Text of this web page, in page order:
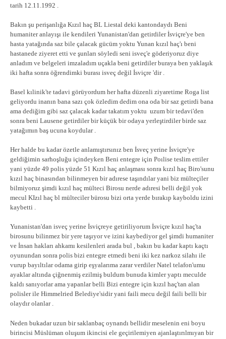
tarih 12.11.1992 .
Bakın şu perişanlığa Kızıl haç BL Liestal deki kantondaydı Beni
humaniter anlayışı ile kendileri Yunanistan'dan getirdiler İsviçre'ye ben
hasta yatağında saz bile çalacak gücüm yoktu Yunan kızıl haç'ı beni
hastanede ziyeret etti ve şunları söyledi seni isveç'e göderiyoruz diye
anladım ve belgeleri imzaladım uçakla beni getirdiler buraya ben yaklaşık
iki hafta sonra öğrendimki burası isveç değil İsviçre 'dir .
Basel kılinik'te tadavi görüyordum her hafta düzenli ziyaretime Roga list
geliyordu inanın bana sazı çok özledim dedim ona oda bir saz getirdi bana
ama dediğim gibi saz çalacak kadar takatım yoktu uzum bir tedavi'den
sonra beni Lausene getirdiler bir küçük bir odaya yerleştirdiler birde saz
yatağımın baş ucuna koydular .
Her halde bu kadar özetle anlamıştırsınız ben İsveç yerine İsviçre'ye
geldiğimin sarhoşluğu içindeyken Beni entegre için Poılise teslim ettiler
yani yüzde 49 polis yüzde 51 Kızıl haç anlaşması sonra kızıl haç Biro'sunu
kızıl haç binasından bilinmeyen bir adırese taşındılar yani biz mülteçiler
bilmiyoruz şimdi kızıl haç mülteci Birosu nerde adıresi belli değil yok
mecul KIzıl haç bl mülteciler bürosu bizi orta yerde bırakıp kayboldu izini
kaybetti .
Yunanistan'dan isveç yerine İsviçreye getiriliyorum İsviçre kızıl haç'ta
birosunu bilinmez bir yere taşıyor ve izini kaybediyor gel şimdi humaniter
ve İnsan hakları ahkamı kesilenleri arada bul , bakın bu kadar kaptı kaçtı
oyunundan sonra polis bizi entegre etmedi beni iki kez narkoz silahı ile
vurup bayıltılar odama girip eşyalarıma zarar verdiler Natel telafon'umu
ayaklar altında çiğnenmiş ezilmiş buldum bunuda kimler yaptı meculde
kaldı sanıyorlar ama yapanlar belli Bizi entegre için kızıl haç'tan alan
polisler ile Himmelried Belediye'sidir yani faili mecu değil faili belli bir
olaydır olanlar .
Neden bukadar uzun bir saklanbaç oynandı bellidir meselenin eni boyu
birincisi Müslüman oluşum ikincisi ele geçirilemiyen ajanlaştırılmıyan bir